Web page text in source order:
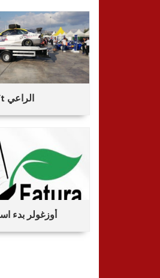
Özgüler Drift الراعي
أوزغولر بدء